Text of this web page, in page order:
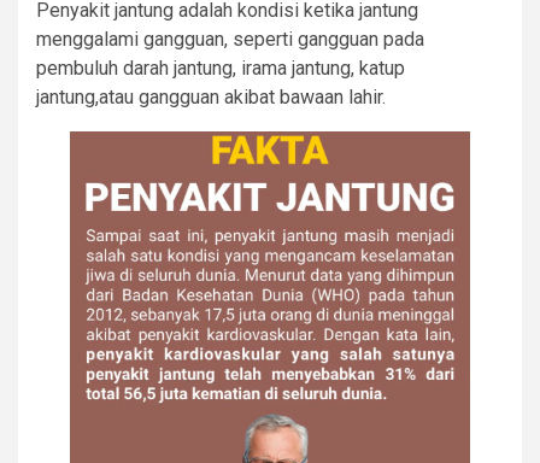
Penyakit jantung adalah kondisi ketika jantung
menggalami gangguan, seperti gangguan pada
pembuluh darah jantung, irama jantung, katup
jantung,atau gangguan akibat bawaan lahir.